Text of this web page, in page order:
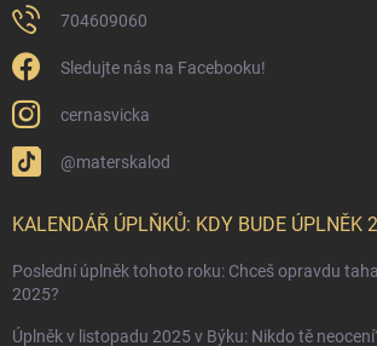
704609060
Sledujte nás na Facebooku!
cernasvicka
@materskalod
KALENDÁŘ ÚPLŇKŮ: KDY BUDE ÚPLNĚK
Poslední úplněk tohoto roku: Chceš opravdu
2025?
Úplněk v listopadu 2025 v Býku: Nikdo tě